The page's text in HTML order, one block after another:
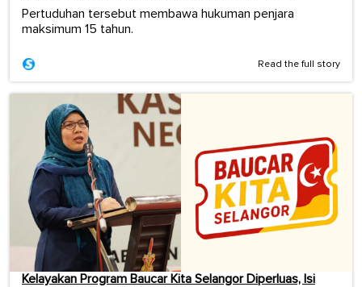
Pertuduhan tersebut membawa hukuman penjara
maksimum 15 tahun.
Read the full story
Kelayakan Program Baucar Kita Selangor Diperluas, Isi